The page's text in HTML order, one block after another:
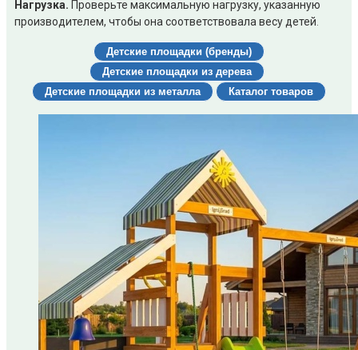
Нагрузка. Проверьте максимальную нагрузку, указанную
производителем, чтобы она соответствовала весу детей
Детские площадки (бренды)
Детские площадки из дерева
Детские площадки из металла
Каталог товаров